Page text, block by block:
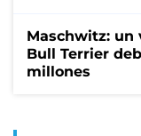
Maschwitz: un
Bull Terrier
millones